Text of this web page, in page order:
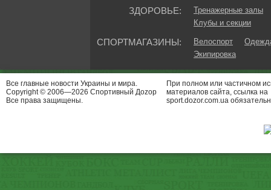
ЗДОРОВЬЕ:
Тренажерные залы
Клубы и секции
СПОРТМАГАЗИНЫ: Велоспорт
Экипировка
Все главные новости Украины и мира.
Copyright © 2006—2026 Спортивный Доzор
Все права защищены.
При полном или частичном
материалов сайта, ссылка на
sport.dozor.com.ua